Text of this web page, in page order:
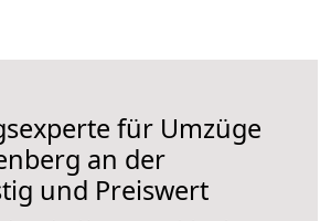
für Umzüge
an der
und Preiswert